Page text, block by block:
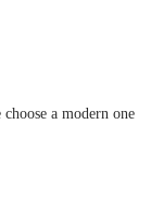
a modern one